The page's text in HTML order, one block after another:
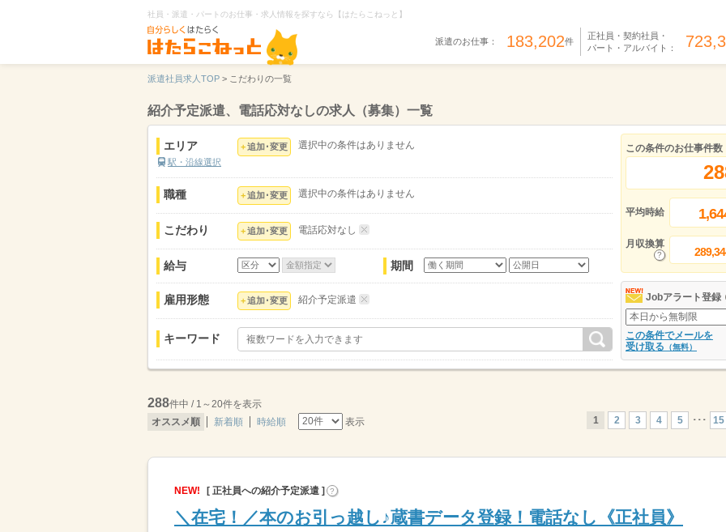
社員・派遣・パートのお仕事・求人情報を探すなら【はたらこねっと】
派遣のお仕事： 183,202件
正社員・契約社員・
パート・アルバイト：
派遣社員求人TOP > こだわりの一覧
紹介予定派遣、電話応対なしの求人（募集）一覧
エリア
駅・沿線選択
追加･変更 選択中の条件はありません
職種 追加･変更 選択中の条件はありません
こだわり 追加･変更 電話応対なし
給与 期間
雇用形態 追加･変更 紹介予定派遣
キーワード
この条件のお仕事件数
平均時給
月収換算
Jobアラート登録
この条件でメールを
受け取る （無料）
288件中 / 1～20件を表示
オススメ順
新着順 時給順 表示 1 2 3 4 5 ･･･ 15
NEW! [ 正社員への紹介予定派遣 ] ?
＼在宅！／本のお引っ越し♪蔵書データ登録！電話なし《正社員》